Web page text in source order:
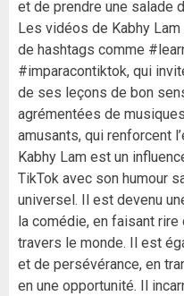
et de prendre une salade
Les vidéos de Kabhy
de hashtags comme
#imparacontiktok, qui
de ses leçons de bon
agrémentées de
amusants, qui renforcent
Kabhy Lam est un
TikTok avec son humour
universel. Il est devenu
la comédie, en faisant
travers le monde. Il est
et de persévérance, en
en une opportunité. Il